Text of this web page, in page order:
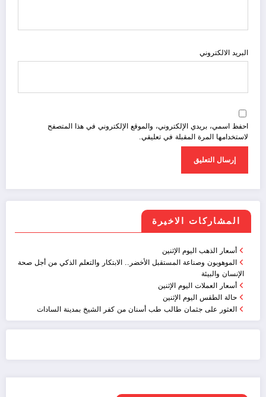
البريد الالكتروني
احفظ اسمي، بريدي الإلكتروني، والموقع الإلكتروني في هذا المتصفح
لاستخدامها المرة المقبلة في تعليقي.
المشاركات الاخيرة
أسعار الذهب اليوم الإثنين
الموهوبون وصناعة المستقبل الأخضر.. الابتكار والتعلم الذكي من أجل صحة
الإنسان والبيئة
أسعار العملات اليوم الإثنين
حالة الطقس اليوم الإثنين
العثور على جثمان طالب طب أسنان من كفر الشيخ بمدينة السادات